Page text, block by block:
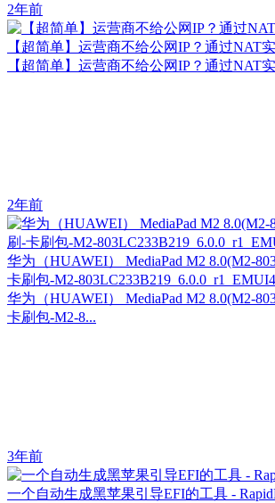
2年前
【超简单】运营商不给公网IP？通过NAT
【超简单】运营商不给公网IP？通过NAT
2年前
华为（HUAWEI） MediaPad M2 8.0(M2-
卡刷包-M2-
华为（HUAWEI） MediaPad M2 8.0(M2-
卡刷包-M2-8...
3年前
一个自动生成黑苹果引导EFI的工具 -